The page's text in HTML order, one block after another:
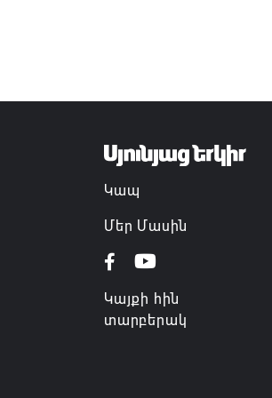
Կապ
Մեր Մասին
Կայքի հին
տարբերակ